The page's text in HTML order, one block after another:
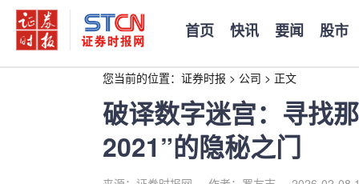
首页 快讯 要闻 股市
您当前的位置： 证券时报 > 公司 > 正文
破译数字迷宫：寻找
2021”的隐秘之门